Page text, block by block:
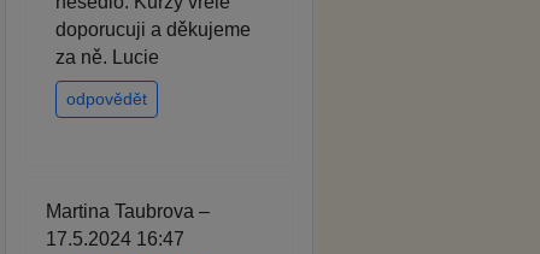
doporucuji a děkujeme
za ně. Lucie
odpovědět
Martina Taubrova –
17.5.2024 16:47